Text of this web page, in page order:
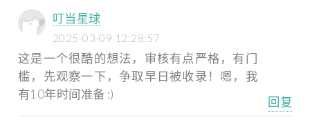
叮当星球
2025-03-09 12:28:57
这是一个很酷的想法，审核有点严格，有门
槛，先观察一下，争取早日被收录！嗯，我
有10年时间准备 :)
回复